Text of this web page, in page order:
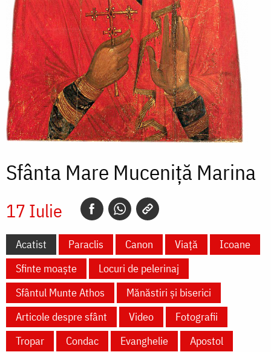
Sfânta Mare Muceniță Marina
17 Iulie
Acatist Paraclis Canon Viață
Icoane
Sfinte moaște
Locuri de pelerinaj
Sfântul Munte Athos
Mănăstiri și biserici
Articole despre sfânt
Video
Fotografii
Tropar
Condac Evanghelie Apostol